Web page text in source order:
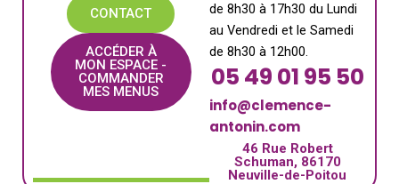
CONTACT
ACCÉDER À
MON ESPACE -
COMMANDER
MES MENUS
de 8h30 à 17h30 du Lundi
au Vendredi et le Samedi
de 8h30 à 12h00.
05 49 01 95 50
info@clemence-
antonin.com
46 Rue Robert
Schuman, 86170
Neuville-de-Poitou